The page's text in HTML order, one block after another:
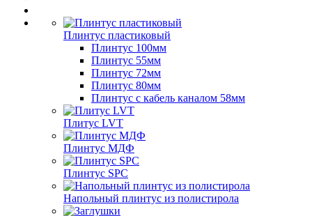
Плинтус пластиковый
Плинтус 100мм
Плинтус 55мм
Плинтус 72мм
Плинтус 80мм
Плинтус с кабель каналом 58мм
Плитус LVT
Плинтус МДФ
Плинтус SPC
Напольный плинтус из полистирола